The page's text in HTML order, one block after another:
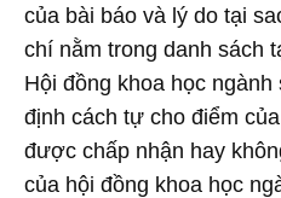
của bài báo và lý do tại
chí nằm trong danh sách
Hội đồng khoa học
định cách tự cho điểm
được chấp nhận hay
của hội đồng khoa học